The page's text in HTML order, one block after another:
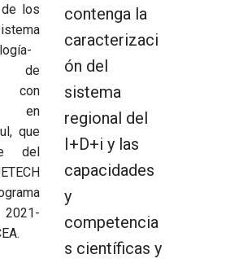
los
de
con
en
que
del
contenga la
caracterizaci
ón del
sistema
regional del
I+D+i y las
capacidades
y
competencia
s científicas y